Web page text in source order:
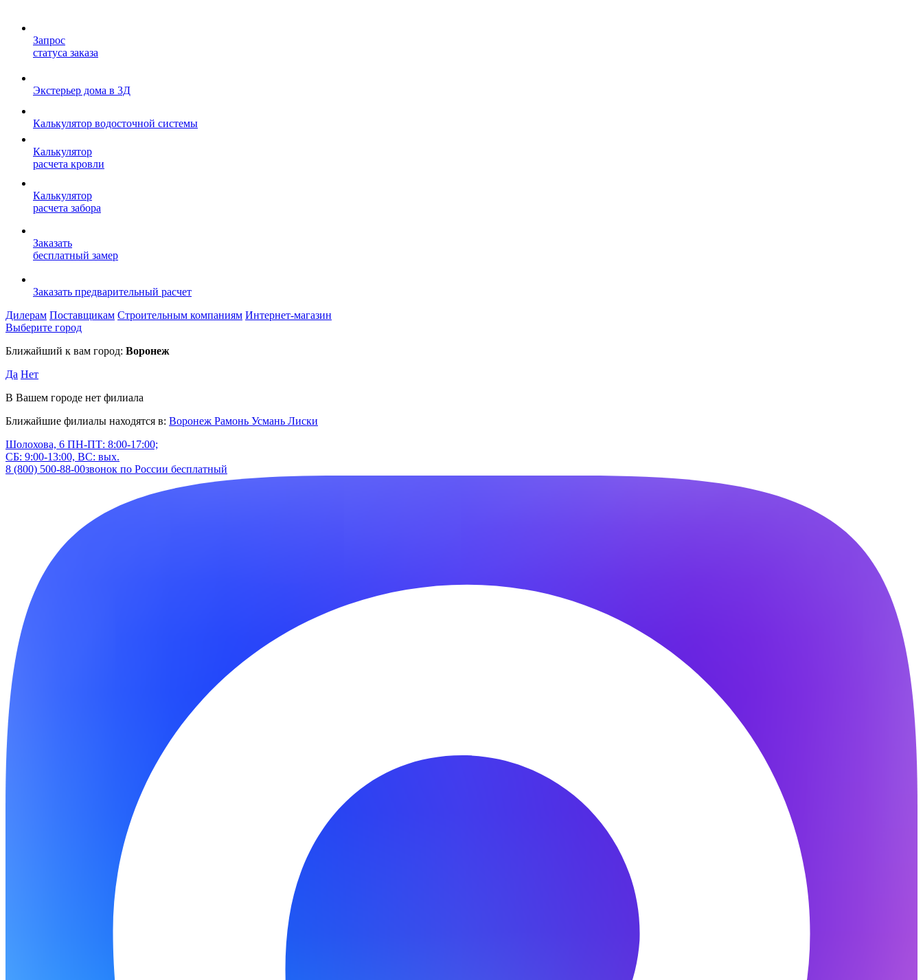
Запрос
статуса заказа
Экстерьер дома в 3Д
Калькулятор водосточной системы
Калькулятор
расчета кровли
Калькулятор
расчета забора
Заказать
бесплатный замер
Заказать предварительный расчет
Дилерам Поставщикам Строительным компаниям Интернет-магазин
Выберите город
Ближайший к вам город: Воронеж
Да Нет
В Вашем городе нет филиала
Ближайшие филиалы находятся в: Воронеж Рамонь Усмань Лиски
Шолохова, 6 ПН-ПТ: 8:00-17:00;
СБ: 9:00-13:00, ВС: вых.
8 (800) 500-88-00звонок по России бесплатный